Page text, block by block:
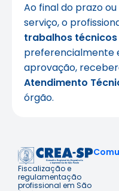
Ao final do prazo
serviço, o
trabalhos técnicos
preferencialmente
aprovação,
Atendimento
órgão.
Fiscalização e
regulamentação
profissional em São